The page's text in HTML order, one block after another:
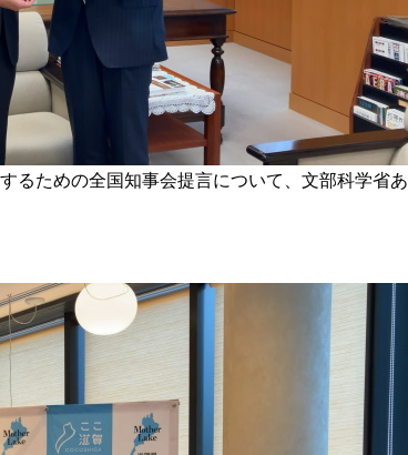
るための全国知事会提言について、文部科学省あ